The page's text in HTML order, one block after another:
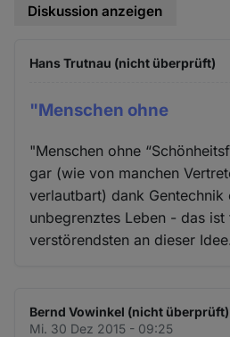
Diskussion anzeigen
Hans Trutnau (nicht überprüft)
"Menschen ohne
"Menschen ohne
gar (wie von manchen
verlautbart) dank Gentechnik
unbegrenztes Leben - das
verstörendsten an dieser Idee.
Bernd Vowinkel (nicht überprüft)
Mi. 30 Dez 2015 - 09:25